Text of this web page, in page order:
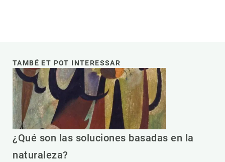
TAMBÉ ET POT INTERESSAR
¿Qué son las soluciones basadas en la
naturaleza?